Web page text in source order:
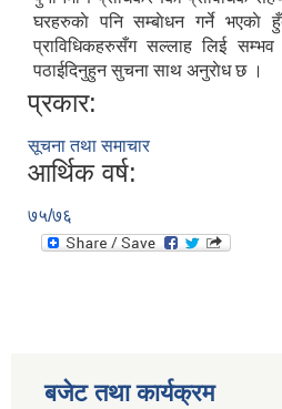
घरहरुकाे पनि सम्बाेधन गर्ने भएकाे
प्राविधिकहरुसँग सल्लाह लिई
पठाईदिनुहुन सुचना साथ अनुराेध छ ।
प्रकार:
सूचना तथा समाचार
आर्थिक वर्ष:
७५/७६
बजेट तथा कार्यक्रम